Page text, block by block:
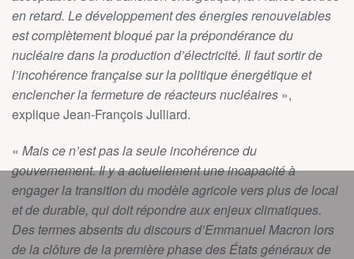
en retard. Le développement des énergies renouvelables
est complètement bloqué par la prépondérance du
nucléaire dans la production d’électricité. Il faut sortir de
l’incohérence française sur la politique énergétique et
enclencher la fermeture de réacteurs nucléaires »,
explique Jean-François Julliard.
« Mais ce n’est pas la seule incohérence du
gouvernement. Il y a actuellement une incapacité à
engager la transition du modèle agricole vers plus de local
et de durable, qui doit répondre aux enjeux climatiques.
Des termes absents du discours d’Emmanuel Macron lors
de la clôture de la première phase des Étatsgénéraux de